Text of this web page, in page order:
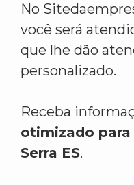
No
você será
que lhe dão
personalizado.
Receba
otimizado
Serra ES.